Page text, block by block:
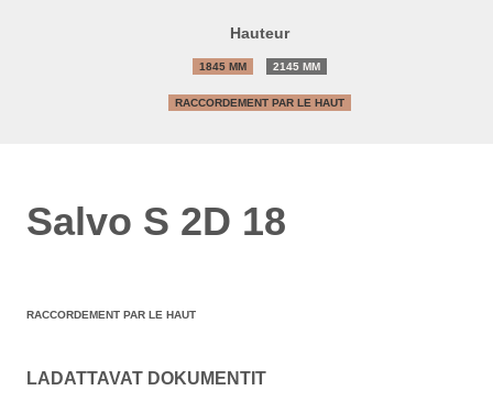
Hauteur
1845 MM 2145 MM
RACCORDEMENT PAR LE HAUT
Salvo S 2D 18
RACCORDEMENT PAR LE HAUT
LADATTAVAT DOKUMENTIT